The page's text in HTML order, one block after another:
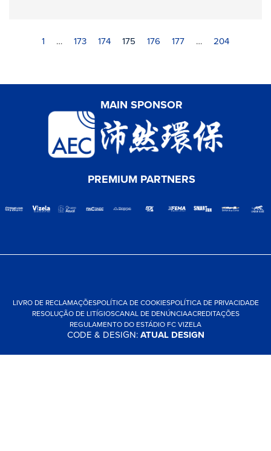
1 … 173 174 175 176 177 … 204
MAIN SPONSOR
PREMIUM PARTNERS
LIVRO DE RECLAMAÇÕESPOLÍTICA DE COOKIESPOLÍTICA DE PRIVACIDADE
RESOLUÇÃO DE LITÍGIOSCANAL DE DENÚNCIAACREDITAÇÕES
REGULAMENTO DO ESTÁDIO FC VIZELA
CODE & DESIGN:ATUAL DESIGN